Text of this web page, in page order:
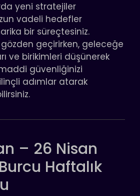
yeni stratejiler
vadeli hedefler
bir süreçtesiniz.
gözden geçirirken, geleceğe
ve birikimleri düşünerek
güvenliğinizi
adımlar atarak
– 26 Nisan
Haftalık